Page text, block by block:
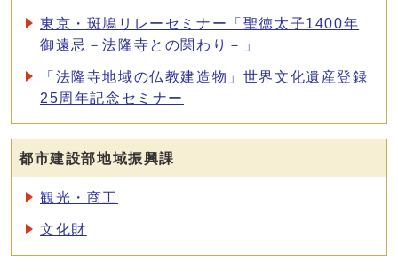
東京・斑鳩リレーセミナー「聖徳太子1400年
御遠忌－法隆寺との関わり－」
「法隆寺地域の仏教建造物」世界文化遺産登録
25周年記念セミナー
都市建設部地域振興課
観光・商工
文化財